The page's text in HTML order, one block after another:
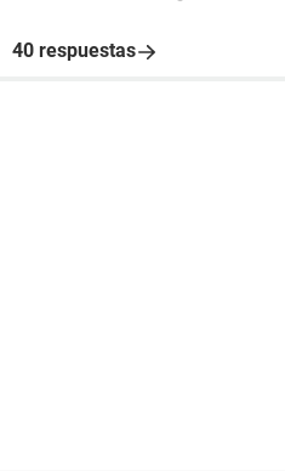
40 respuestas